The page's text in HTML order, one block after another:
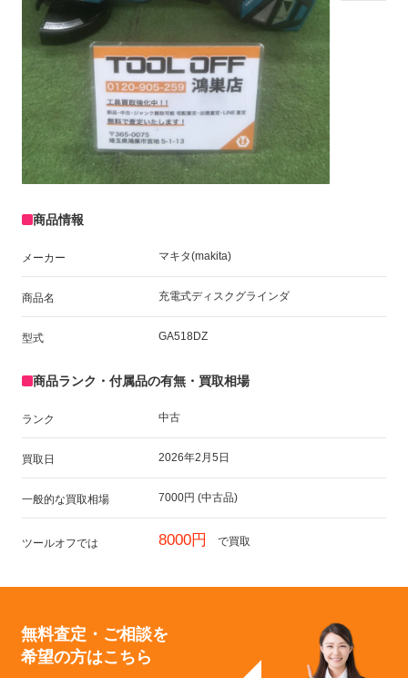
商品情報
メーカー マキタ(makita)
商品名 充電式ディスクグラインダ
型式 GA518DZ
商品ランク・付属品の有無・買取相場
ランク 中古
買取日 2026年2月5日
一般的な買取相場 7000円 (中古品)
ツールオフでは 8000円 で買取
無料査定・ご相談を
希望の方はこちら